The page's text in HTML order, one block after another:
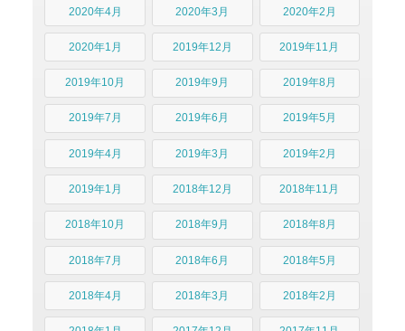
2020年4月 2020年3月 2020年2月
2020年1月 2019年12月 2019年11月
2019年10月 2019年9月 2019年8月
2019年7月 2019年6月 2019年5月
2019年4月 2019年3月 2019年2月
2019年1月 2018年12月 2018年11月
2018年10月 2018年9月 2018年8月
2018年7月 2018年6月 2018年5月
2018年4月 2018年3月 2018年2月